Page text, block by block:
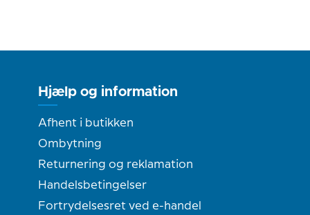
Hjælp og information
Afhent i butikken
Ombytning
Returnering og reklamation
Handelsbetingelser
Fortrydelsesret ved e-handel